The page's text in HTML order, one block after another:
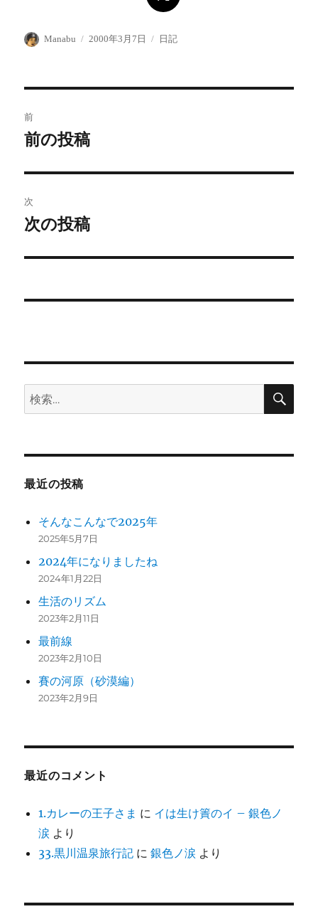
投
Manabu
投
2000年3月7日
カ
日記
稿
ビ
ゲ
ー
前
前
投
稿:
前の投稿
次
次
投
次の投稿
検
索:
検
最近の投稿
そんなこんなで2025年
2025年5月7日
2024年になりましたね
2024年1月22日
生活のリズム
2023年2月11日
最前線
2023年2月10日
賽の河原（砂漠編）
2023年2月9日
最近のコメント
1.カレーの王子さま に イは生け簀のイ – 銀色ノ
涙 より
33.黒川温泉旅行記 に銀色ノ涙 より